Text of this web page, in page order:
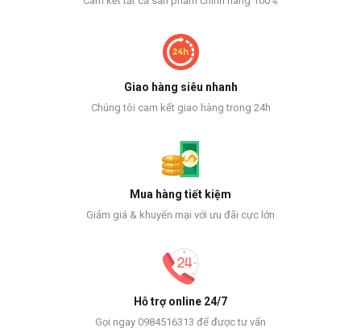
Giao hàng siêu nhanh
Chúng tôi cam kết giao hàng trong 24h
Mua hàng tiết kiệm
Giảm giá & khuyến mại với ưu đãi cực lớn
Hỗ trợ online 24/7
Gọi ngay 0984516313 để được tư vấn